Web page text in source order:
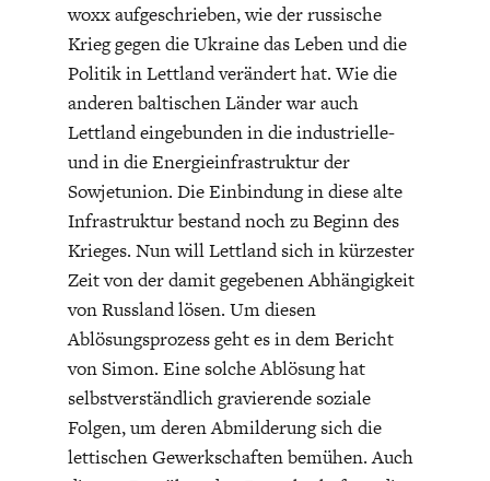
BGE-INFOGRAFIK
USA
woxx aufgeschrieben, wie der russische
Krieg gegen die Ukraine das Leben und die
Politik in Lettland verändert hat. Wie die
anderen baltischen Länder war auch
Lettland eingebunden in die industrielle-
und in die Energieinfrastruktur der
Sowjetunion. Die Einbindung in diese alte
Infrastruktur bestand noch zu Beginn des
Krieges. Nun will Lettland sich in kürzester
Zeit von der damit gegebenen Abhängigkeit
von Russland lösen. Um diesen
Ablösungsprozess geht es in dem Bericht
von Simon. Eine solche Ablösung hat
selbstverständlich gravierende soziale
Folgen, um deren Abmilderung sich die
lettischen Gewerkschaften bemühen. Auch